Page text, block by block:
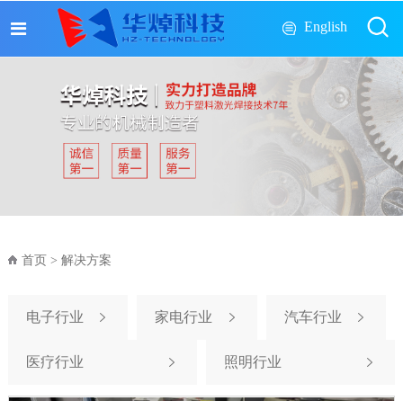
English
首页> 解决方案
电子行业 家电行业 汽车行业
医疗行业 照明行业